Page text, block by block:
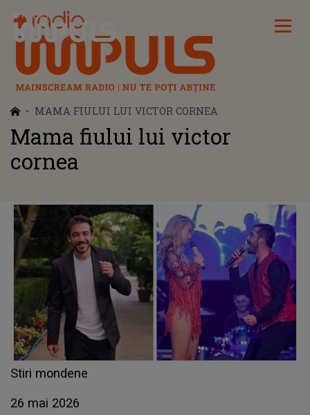
Radio Impuls
MAMA FIULUI LUI VICTOR CORNEA
Mama fiului lui victor
cornea
Stiri mondene
26 mai 2026